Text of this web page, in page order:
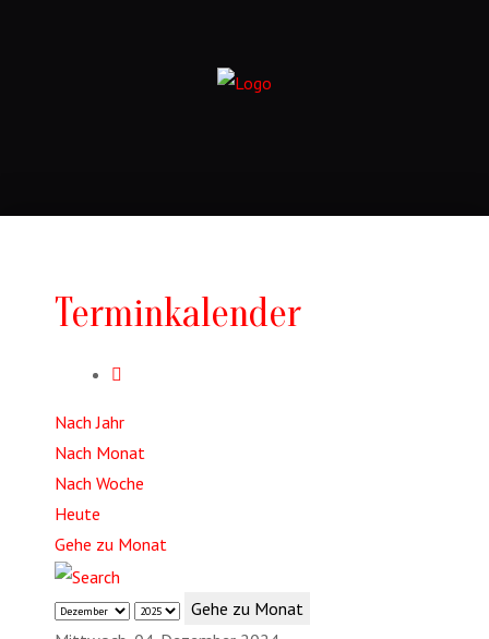
Terminkalender
Nach Jahr
Nach Monat
Nach Woche
Heute
Gehe zu Monat
Gehe zu Monat